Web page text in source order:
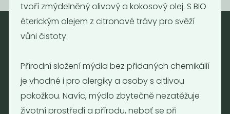
Nebaleno s.r.o.
Bezobalové vegan potraviny
drogerie a minikavárna
Jaromírova 495/16
tvoří zmýdelněný olivový a kokosový olej. S BIO
éterickým olejem z citronové trávy pro svěží
vůni čistoty.
Přírodní složení mýdla bez přidaných chemikálií
je vhodné i pro alergiky a osoby s citlivou
pokožkou. Navíc, mýdlo zbytečně nezatěžuje
životní prostředí a přírodu, neboť se při